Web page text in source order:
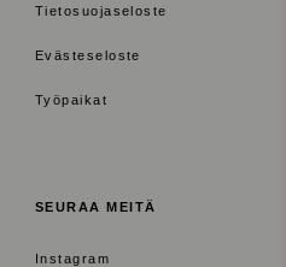
Tietosuojaseloste
Evästeseloste
Työpaikat
SEURAA MEITÄ
Instagram